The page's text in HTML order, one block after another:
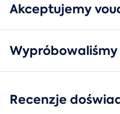
Akceptujemy
Recenzje